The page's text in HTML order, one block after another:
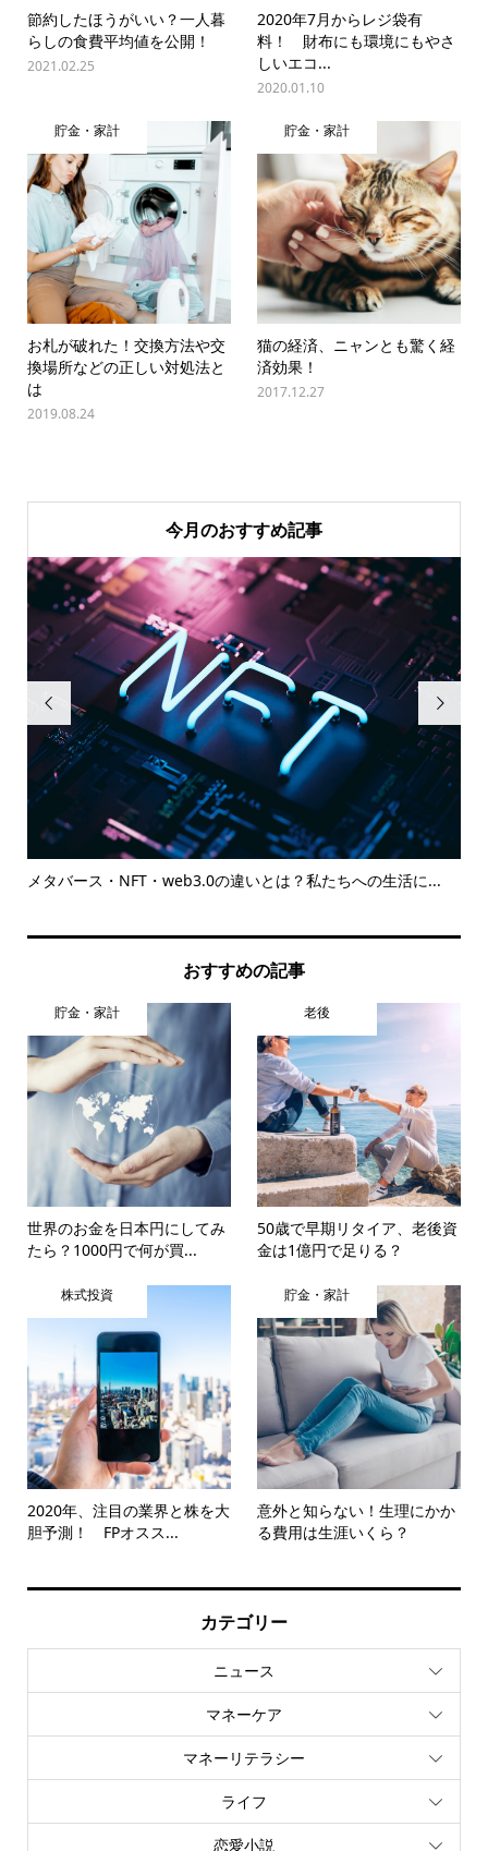
節約したほうがいい？一人暮
らしの食費平均値を公開！
2021.02.25
2020年7月からレジ袋有
料！ 財布にも環境にもやさ
しいエコ...
2020.01.10
貯金・家計
お札が破れた！交換方法や交
換場所などの正しい対処法と
は
2019.08.24
貯金・家計
猫の経済、ニャンとも驚く経
済効果！
2017.12.27
今月のおすすめ記事

メタバース・NFT・web3.0の違いとは？私たちへの生活に...

おすすめの記事
貯金・家計
世界のお金を日本円にしてみ
たら？1000円で何が買...
老後
50歳で早期リタイア、老後資
金は1億円で足りる？
株式投資
2020年、注目の業界と株を大
胆予測！ FPオスス...
貯金・家計
意外と知らない！生理にかか
る費用は生涯いくら？
カテゴリー
ニュース
マネーケア
マネーリテラシー
ライフ
恋愛小説